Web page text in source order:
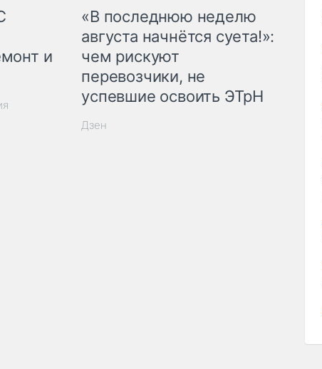
и
«В последнюю неделю
августа начнётся суета!»:
чем рискуют
перевозчики, не
успевшие освоить ЭТрН
Дзен